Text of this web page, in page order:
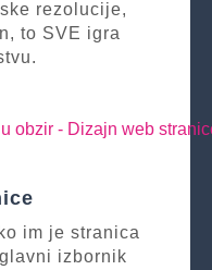
rezolucije,
to SVE igra
im je stranica
izbornik